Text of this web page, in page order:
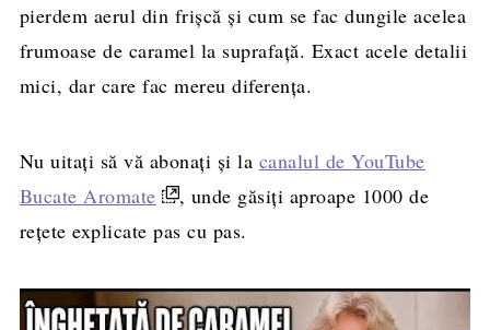
pierdem aerul din frișcă și cum se fac dungile acelea
frumoase de caramel la suprafață. Exact acele detalii
mici, dar care fac mereu diferența.
Nu uitați să vă abonați și la canalul de YouTube
Bucate Aromate
, unde găsiți aproape 1000 de
rețete explicate pas cu pas.